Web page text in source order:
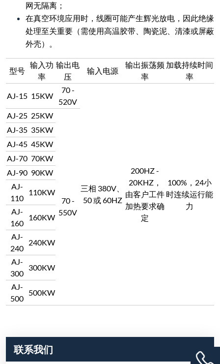
网无隔离；
在真空环境应用时，线圈可能产生辉光放电，因此绝缘
处理至关重要（需使用高温胶带、陶瓷泥、清漆或屏蔽
外壳）。
型号
输入功
率
输出电
压
输入电源
输出振荡频
率
加载持续时间
率
AJ-15 15KW
70 -
520V
三相 380V、
50 或 60HZ
200HZ -
20KHZ，
由客户工件
加热要求确
定
100%，24小
时连续运行能
力
AJ-25 25KW
70 -
550V
AJ-35 35KW
AJ-45 45KW
AJ-70 70KW
AJ-90 90KW
AJ-
110
110KW
AJ-
160
160KW
AJ-
240
240KW
AJ-
300
300KW
AJ-
500
500KW
联系我们